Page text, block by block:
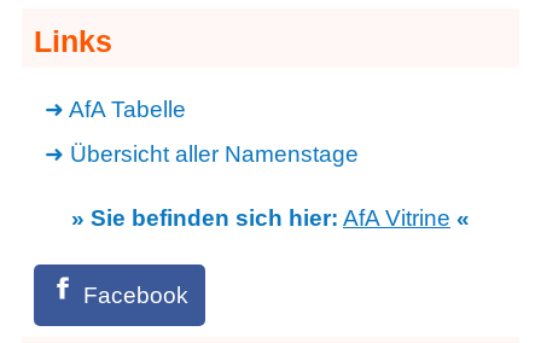
Links
AfA Tabelle
Übersicht aller Namenstage
» Sie befinden sich hier: AfA Vitrine «
Facebook